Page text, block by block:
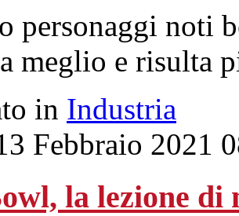
personaggi noti
meglio e risulta
in Industria
Febbraio 2021
la lezione